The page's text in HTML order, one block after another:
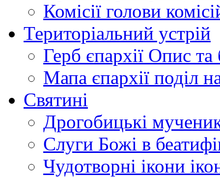
Комісії голови
Територіальний устрій
Герб єпархії Опис та
Мапа єпархії поділ
Святині
Дрогобицькі
Слуги Божі в
Чудотворні ікони